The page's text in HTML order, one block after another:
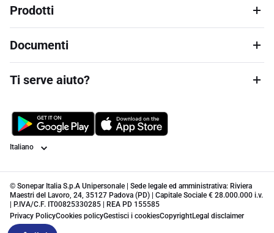
Prodotti
Documenti
Ti serve aiuto?
Lingua
© Sonepar Italia S.p.A Unipersonale | Sede legale ed amministrativa: Riviera
Maestri del Lavoro, 24, 35127 Padova (PD) | Capitale Sociale € 28.000.000 i.v.
| P.IVA/C.F. IT00825330285 | REA PD 155585
Privacy PolicyCookies policyGestisci i cookiesCopyrightLegal disclaimer